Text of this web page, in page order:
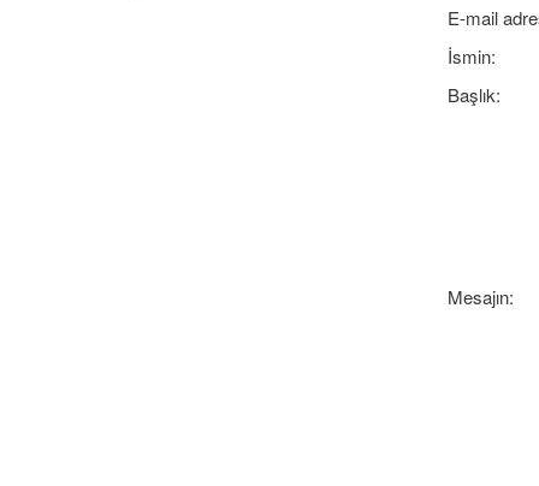
E-mail
İsmin:
Başlık:
Mesajın: